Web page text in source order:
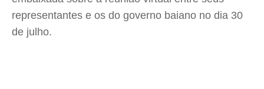
representantes e os do governo baiano no dia 30
de julho.